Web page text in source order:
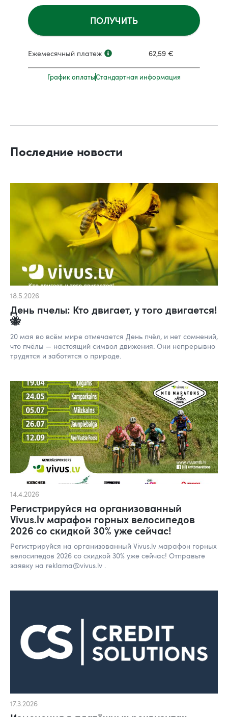
ПОЛУЧИТЬ
Ежемесячный платеж 62,59 €
График оплатыСтандартная информация
Последние новости
18.5.2026
День пчелы: Кто двигает, у того двигается!
🐝
20 мая во всём мире отмечается День пчёл, и нет сомнений,
что пчёлы — настоящий символ движения. Они непрерывно
трудятся и заботятся о природе.
14.4.2026
Регистрируйся на организованный
Vivus.lv марафон горных велосипедов
2026 со скидкой 30% уже сейчас!
Регистрируйся на организованный Vivus.lv марафон горных
велосипедов 2026 со скидкой 30% уже сейчас! Отправьте
заявку на reklama@vivus.lv .
17.3.2026